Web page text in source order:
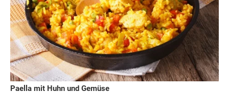
Paella mit Huhn und Gemüse